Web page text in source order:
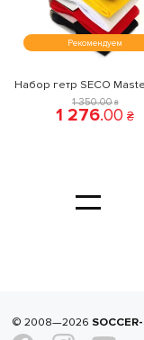
Рекомендуем
Набор гетр SECO
1 350.00 ₴
1 276.00 ₴
=
© 2008—2026